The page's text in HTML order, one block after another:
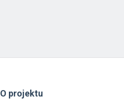
O projektu